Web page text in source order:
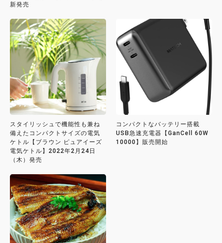
新発売
スタイリッシュで機能性も兼ね
備えたコンパクトサイズの電気
ケトル【ブラウン ピュアイーズ
電気ケトル】2022年2月24日
（木）発売
コンパクトなバッテリー搭載
USB急速充電器【GanCell 60W
10000】販売開始